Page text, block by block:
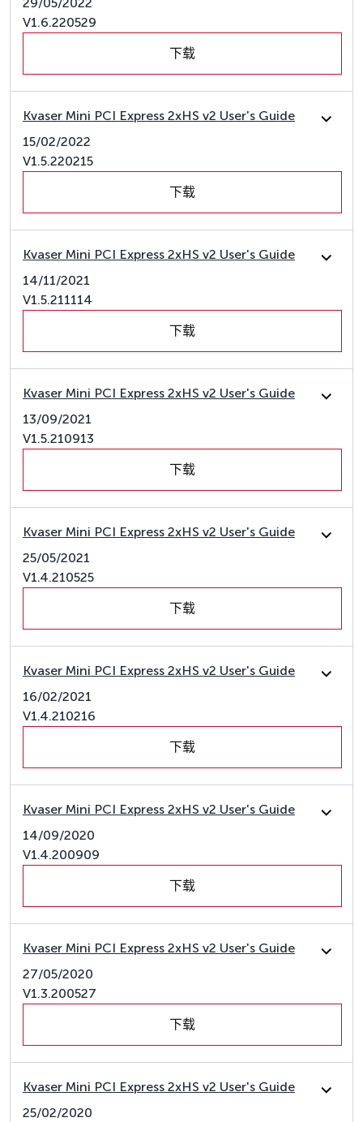
V1.6.220529
下载
Kvaser Mini PCI Express 2xHS v2 User's Guide
15/02/2022
V1.5.220215
下载
Kvaser Mini PCI Express 2xHS v2 User's Guide
14/11/2021
V1.5.211114
下载
Kvaser Mini PCI Express 2xHS v2 User's Guide
13/09/2021
V1.5.210913
下载
Kvaser Mini PCI Express 2xHS v2 User's Guide
25/05/2021
V1.4.210525
下载
Kvaser Mini PCI Express 2xHS v2 User's Guide
16/02/2021
V1.4.210216
下载
Kvaser Mini PCI Express 2xHS v2 User's Guide
14/09/2020
V1.4.200909
下载
Kvaser Mini PCI Express 2xHS v2 User's Guide
27/05/2020
V1.3.200527
下载
Kvaser Mini PCI Express 2xHS v2 User's Guide
25/02/2020